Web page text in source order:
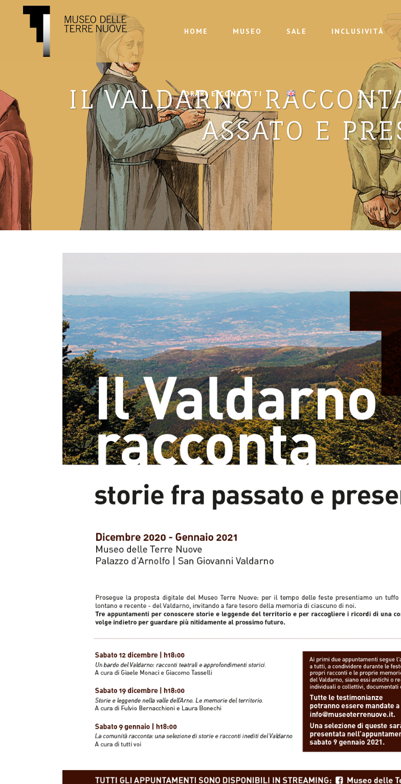
HOME MUSEO SALE INCLUSIVITÀ
ORARI E CONTATTI
IL VALDARNO
ASSATO E